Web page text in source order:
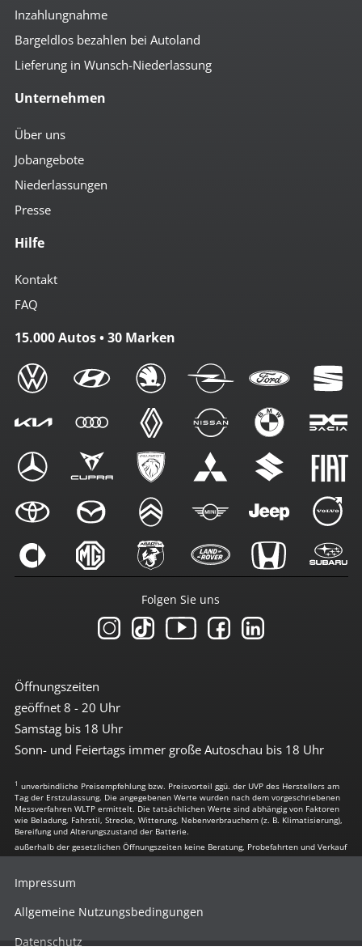
Inzahlungnahme
Bargeldlos bezahlen bei Autoland
Lieferung in Wunsch-Niederlassung
Unternehmen
Über uns
Jobangebote
Niederlassungen
Presse
Hilfe
Kontakt
FAQ
15.000 Autos • 30 Marken
Öffnungszeiten
geöffnet 8 - 20 Uhr
Samstag bis 18 Uhr
Sonn- und Feiertags immer große Autoschau bis 18 Uhr
Folgen Sie uns
1 unverbindliche Preisempfehlung bzw. Preisvorteil ggü. der UVP des Herstellers am
Tag der Erstzulassung. Die angegebenen Werte wurden nach dem vorgeschriebenen
Messverfahren WLTP ermittelt. Die tatsächlichen Werte sind abhängig von Faktoren
wie Beladung, Fahrstil, Strecke, Witterung, Nebenverbrauchern (z. B. Klimatisierung),
Bereifung und Alterungszustand der Batterie.
außerhalb der gesetzlichen Öffnungszeiten keine Beratung, Probefahrten und Verkauf
Impressum
Allgemeine Nutzungsbedingungen
Datenschutz